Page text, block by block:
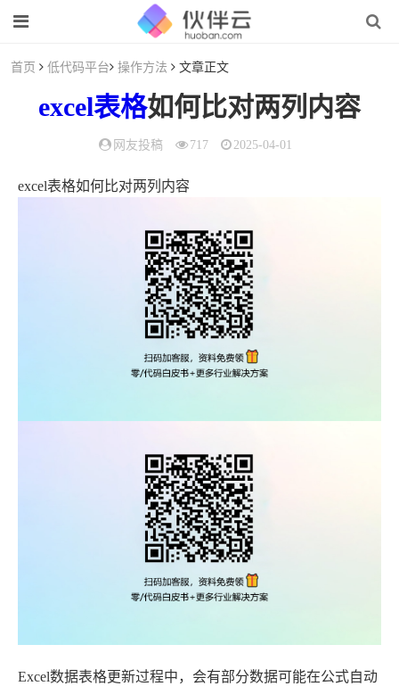
首页 低代码平台 操作方法 文章正文
excel表格如何比对两列内容
网友投稿 717 2025-04-01
excel表格如何比对两列内容
Excel数据表格更新过程中，会有部分数据可能在公式自动